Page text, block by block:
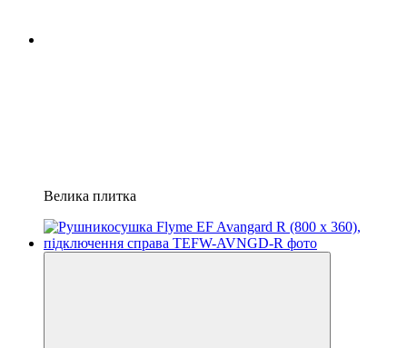
Велика плитка